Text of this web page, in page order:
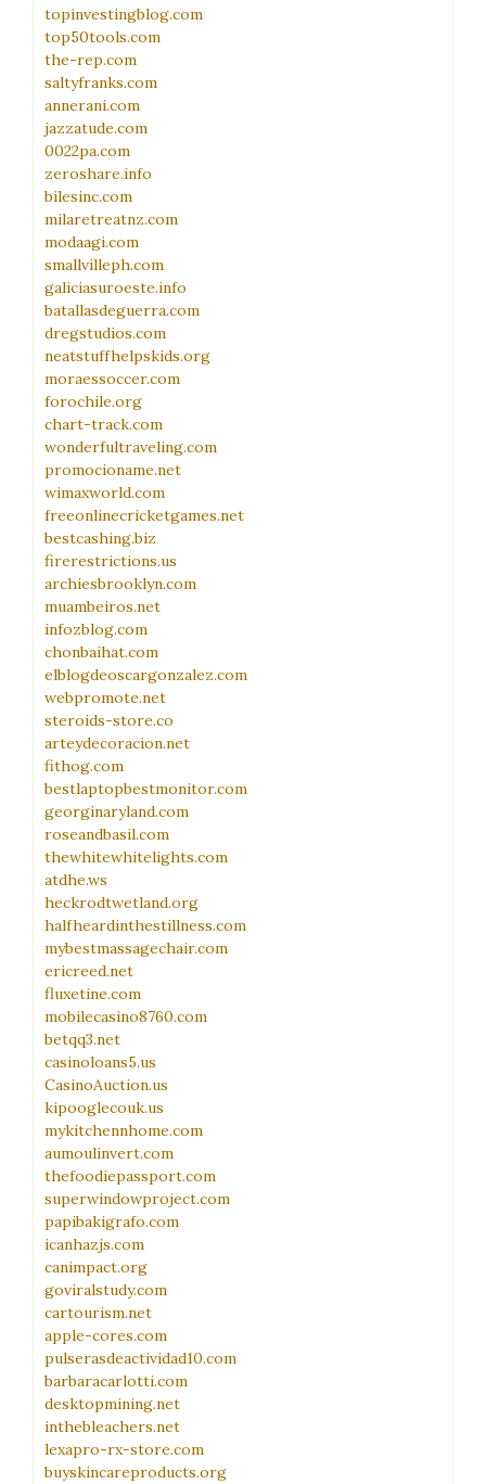
topinvestingblog.com
top50tools.com
the-rep.com
saltyfranks.com
annerani.com
jazzatude.com
0022pa.com
zeroshare.info
bilesinc.com
milaretreatnz.com
modaagi.com
smallvilleph.com
galiciasuroeste.info
batallasdeguerra.com
dregstudios.com
neatstuffhelpskids.org
moraessoccer.com
forochile.org
chart-track.com
wonderfultraveling.com
promocioname.net
wimaxworld.com
freeonlinecricketgames.net
bestcashing.biz
firerestrictions.us
archiesbrooklyn.com
muambeiros.net
infozblog.com
chonbaihat.com
elblogdeoscargonzalez.com
webpromote.net
steroids-store.co
arteydecoracion.net
fithog.com
bestlaptopbestmonitor.com
georginaryland.com
roseandbasil.com
thewhitewhitelights.com
atdhe.ws
heckrodtwetland.org
halfheardinthestillness.com
mybestmassagechair.com
ericreed.net
fluxetine.com
mobilecasino8760.com
betqq3.net
casinoloans5.us
CasinoAuction.us
kipooglecouk.us
mykitchennhome.com
aumoulinvert.com
thefoodiepassport.com
superwindowproject.com
papibakigrafo.com
icanhazjs.com
canimpact.org
goviralstudy.com
cartourism.net
apple-cores.com
pulserasdeactividad10.com
barbaracarlotti.com
desktopmining.net
inthebleachers.net
lexapro-rx-store.com
buyskincareproducts.org